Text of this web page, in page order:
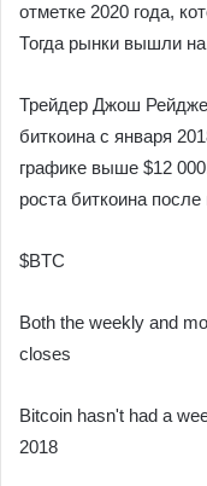
отметке 2020 года,
Тогда рынки вышли
Трейдер Джош
биткоина с января
графике выше $12
роста биткоина
$BTC
Both the weekly and
closes
Bitcoin hasn't had a
2018